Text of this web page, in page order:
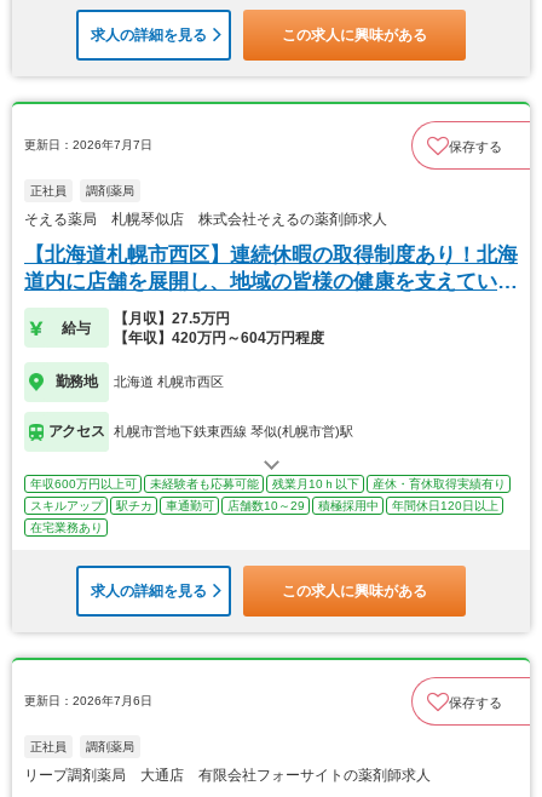
求人の詳細を見る この求人に興味がある
更新日：2026年7月7日 保存する
正社員 調剤薬局
そえる薬局 札幌琴似店 株式会社そえるの薬剤師求人
【北海道札幌市西区】連続休暇の取得制度あり！北海
道内に店舗を展開し、地域の皆様の健康を支えていま
す
給与
【月収】27.5万円
【年収】420万円～604万円程度
勤務地 北海道 札幌市西区
アクセス 札幌市営地下鉄東西線 琴似(札幌市営)駅
年収600万円以上可 未経験者も応募可能 残業月10ｈ以下
産休・育休取得実績有り
スキルアップ
駅チカ 車通勤可 店舗数10～29 積極採用中
年間休日120日以上
在宅業務あり
求人の詳細を見る この求人に興味がある
更新日：2026年7月6日 保存する
正社員 調剤薬局
リープ調剤薬局 大通店 有限会社フォーサイトの薬剤師求人